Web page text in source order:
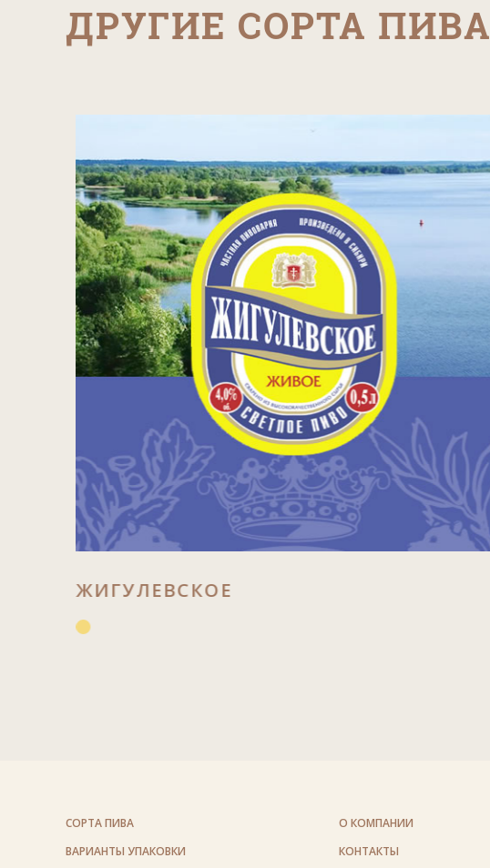
ДРУГИЕ СОРТА ПИВА
ЖИГУЛЕВСКОЕ
СОРТА ПИВА
ВАРИАНТЫ УПАКОВКИ
О КОМПАНИИ
КОНТАКТЫ